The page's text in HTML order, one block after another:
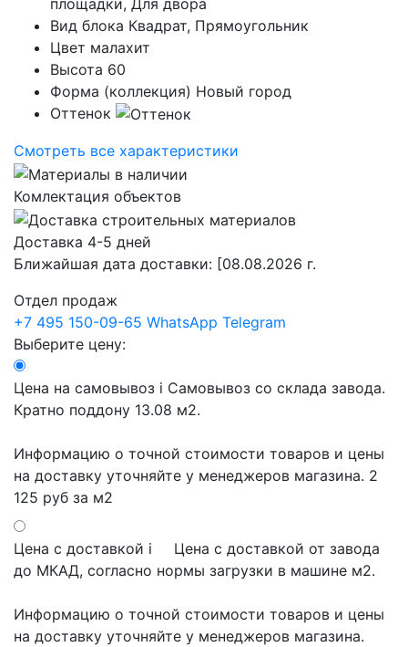
Вид блока Квадрат, Прямоугольник
Цвет малахит
Высота 60
Форма (коллекция) Новый город
Оттенок
Смотреть все характеристики
Комлектация объектов
Доставка 4-5 дней
Ближайшая дата доставки: [08.08.2026 г.
Отдел продаж
+7 495 150-09-65 WhatsApp Telegram
Выберите цену:
Цена на самовывоз i Самовывоз со склада завода.
Кратно поддону 13.08 м2.
Информацию о точной стоимости товаров и цены
на доставку уточняйте у менеджеров магазина. 2
125 руб за м2
Цена с доставкой i
Цена с доставкой от завода
до МКАД, согласно нормы загрузки в машине м2.
Информацию о точной стоимости товаров и цены
на доставку уточняйте у менеджеров магазина.